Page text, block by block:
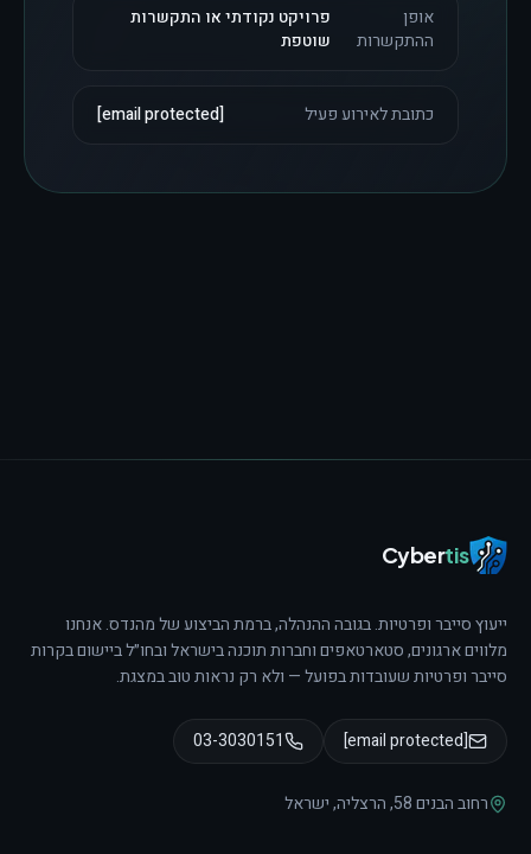
אופן
ההתקשרות
פרויקט נקודתי או התקשרות
שוטפת
כתובת לאירוע פעיל [email protected]
Cybertis
ייעוץ סייבר ופרטיות. בגובה ההנהלה, ברמת הביצוע של מהנדס.אנחנו
מלווים ארגונים, סטארטאפים וחברות תוכנה בישראל ובחו״ל ביישום בקרות
סייבר ופרטיות שעובדות בפועל — ולא רק נראות טוב במצגת.
[email protected]
03-3030151
רחוב הבנים 58 ,הרצליה,ישראל